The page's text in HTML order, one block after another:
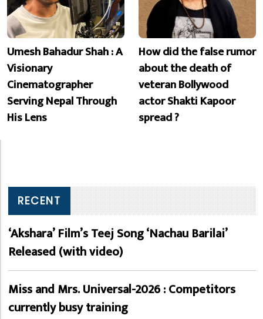
Umesh Bahadur Shah : A
Visionary
Cinematographer
Serving Nepal Through
His Lens
How did the false rumor
about the death of
veteran Bollywood
actor Shakti Kapoor
spread ?
RECENT
‘Akshara’ Film’s Teej Song ‘Nachau Barilai’
Released (with video)
Miss and Mrs. Universal-2026 : Competitors
currently busy training